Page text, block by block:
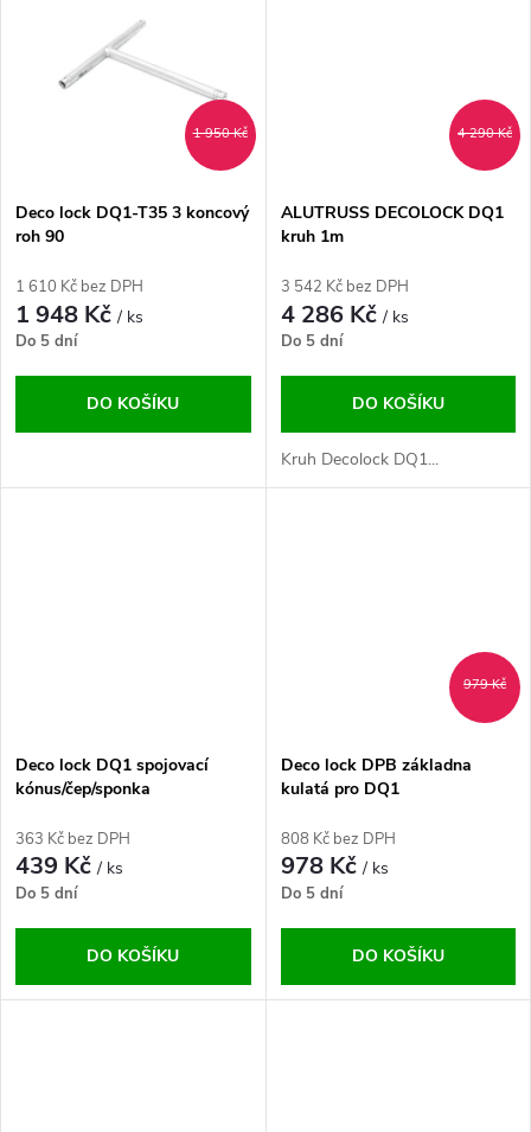
1 950 Kč
Deco lock DQ1-T35 3 koncový
roh 90
1 610 Kč bez DPH
1 948 Kč/ ks
Do 5 dní
DO KOŠÍKU
4 290 Kč
ALUTRUSS DECOLOCK DQ1
kruh 1m
3 542 Kč bez DPH
4 286 Kč/ ks
Do 5 dní
DO KOŠÍKU
Kruh Decolock DQ1...
Deco lock DQ1 spojovací
kónus/čep/sponka
363 Kč bez DPH
439 Kč/ ks
Do 5 dní
DO KOŠÍKU
979 Kč
Deco lock DPB základna
kulatá pro DQ1
808 Kč bez DPH
978 Kč/ ks
Do 5 dní
DO KOŠÍKU